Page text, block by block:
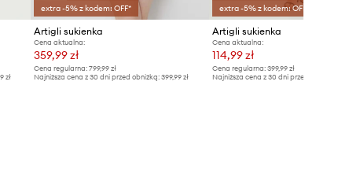
zł
extra -5% z kodem: OFF*
Artigli sukienka
Cena aktualna:
359,99 zł
Cena regularna:799,99 zł
Najniższa cena z 30 dni przed obniżką:399,99 zł
extra -5% z kodem: OFF*
Artigli sukienka
Cena aktualna:
114,99 zł
Cena regularna: 399,99 zł
Najniższa cena z 30 dni przed obniżką: